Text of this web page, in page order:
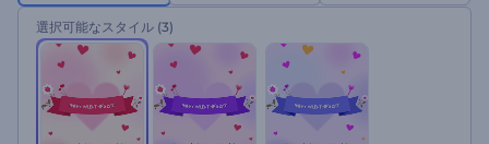
バレンタインデーのテレビコマーシャル、休日のプレゼンテーションのオ
ープニング、その他多くの創造的なプロジェクトに完璧に適しています。
今すぐお試しください。
選択可能なスタイル (3)